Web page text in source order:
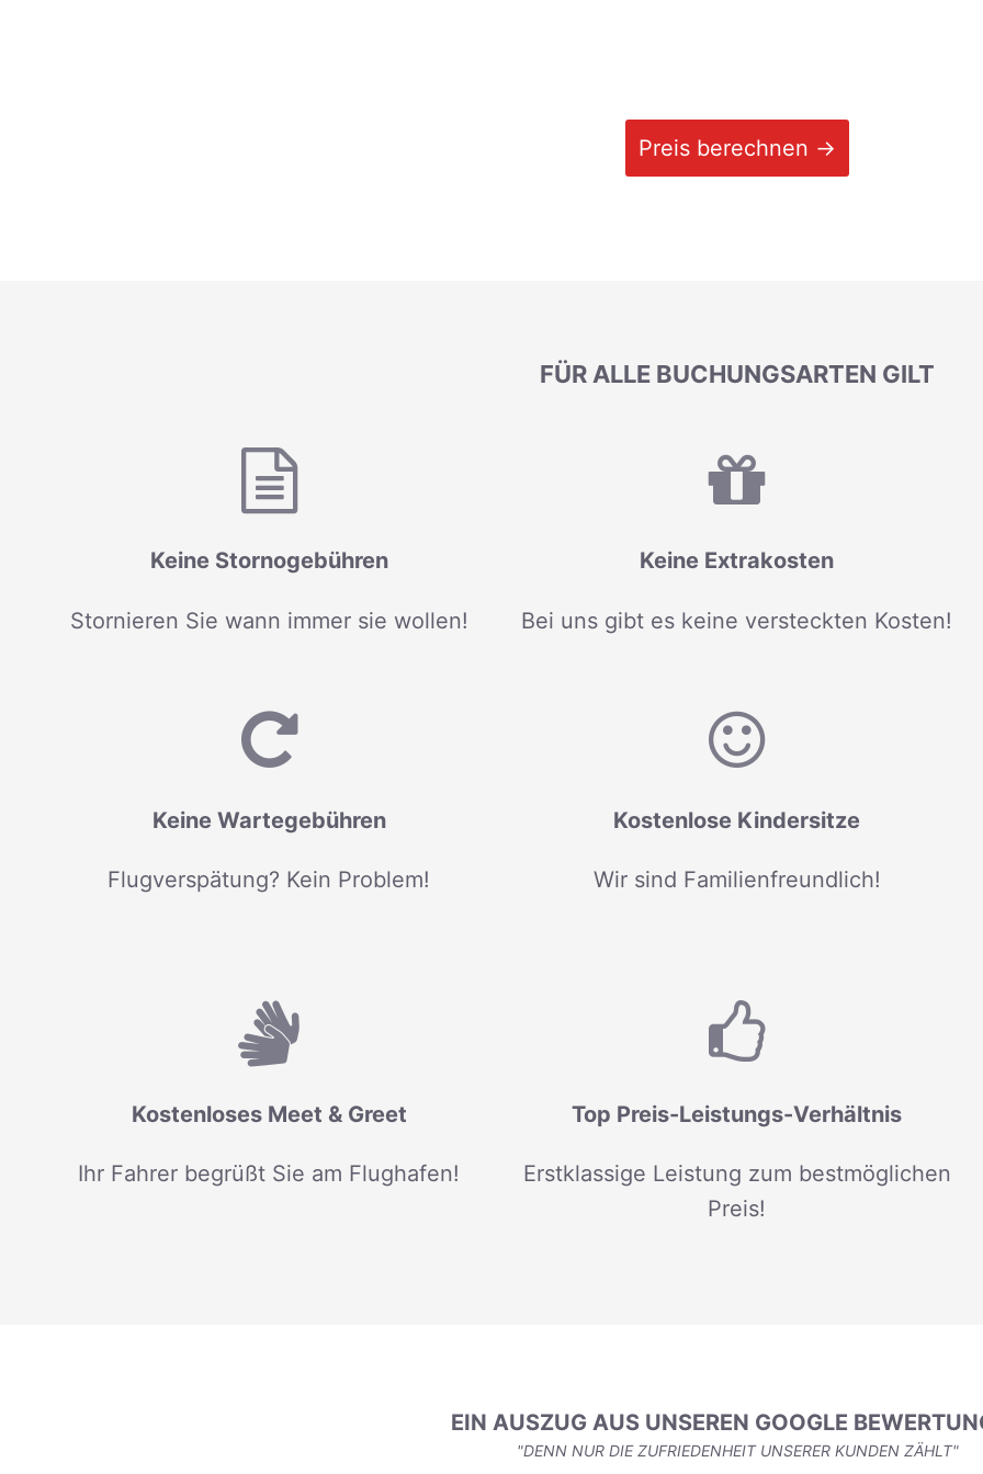
Preis berechnen →
FÜR ALLE BUCHUNGSARTEN GILT
Keine Stornogebühren
Stornieren Sie wann immer sie wollen!
Keine Extrakosten
Bei uns gibt es keine versteckten Kosten!
Keine Wartegebühren
Flugverspätung? Kein Problem!
Kostenlose Kindersitze
Wir sind Familienfreundlich!
Kostenloses Meet & Greet
Ihr Fahrer begrüßt Sie am Flughafen!
Top Preis-Leistungs-Verhältnis
Erstklassige Leistung zum bestmöglichen
Preis!
EIN AUSZUG AUS UNSEREN GOOGLE
"DENN NUR DIE ZUFRIEDENHEIT UNSERER KUNDEN ZÄHLT"